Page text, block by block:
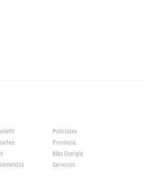
Policiales
Provincia
Más Energía
Servicios